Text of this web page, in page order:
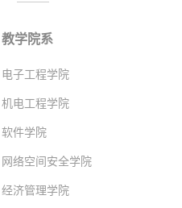
教学院系
电子工程学院
机电工程学院
软件学院
网络空间安全学院
经济管理学院